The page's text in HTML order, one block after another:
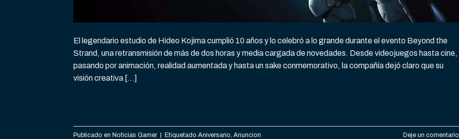
El legendario estudio de Hideo Kojima cumplió 10 años y lo celebró a lo grande durante el evento Beyond the
Strand, una retransmisión de más de dos horas y media cargada de novedades. Desde videojuegos hasta cine,
pasando por animación, realidad aumentada y hasta un sake conmemorativo, la compañía dejó claro que su
visión creativa […]
Publicado en Noticias Gamer | Etiquetado Aniversario Anuncion Deje un comentario